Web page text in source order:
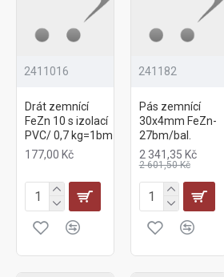
2411016
Drát zemnící
FeZn 10 s izolací
PVC/ 0,7 kg=1bm
177,00 Kč
241182
Pás zemnící
30x4mm FeZn-
27bm/bal.
2 341,35 Kč
2 601,50 Kč